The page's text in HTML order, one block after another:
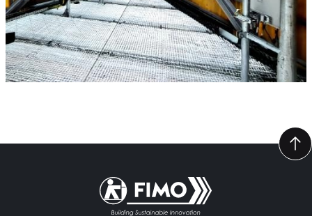
Torna alla pagina iniziale